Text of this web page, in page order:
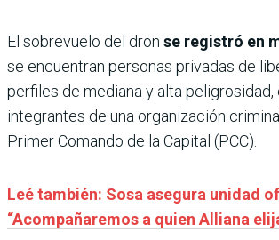
El sobrevuelo del dron se registró en
se encuentran personas privadas de
perfiles de mediana y alta peligrosidad,
integrantes de una organización
Primer Comando de la Capital (PCC).
Leé también: Sosa asegura unidad
“Acompañaremos a quien Alliana